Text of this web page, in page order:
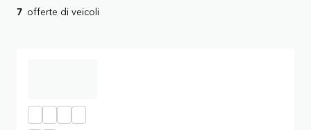
7 offerte di veicoli